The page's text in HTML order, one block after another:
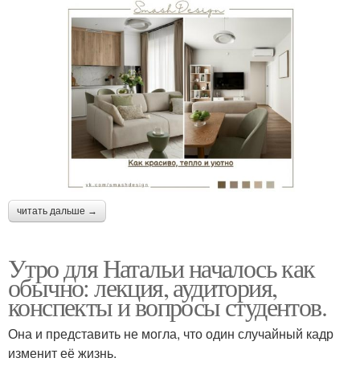
читать дальше →
Утро для Натальи началось как
обычно: лекция, аудитория,
конспекты и вопросы студентов.
Она и представить не могла, что один случайный кадр
изменит её жизнь.